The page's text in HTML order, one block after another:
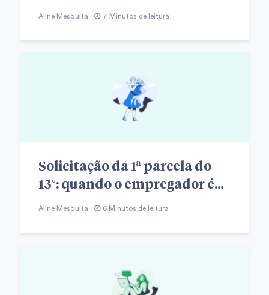
Aline Mesquita 7 Minutos de leitura
Solicitação da 1ª parcela do
13°: quando o empregador é...
Aline Mesquita 6 Minutos de leitura